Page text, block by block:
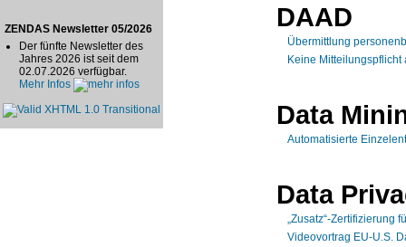
ZENDAS Newsletter 05/2026
Der fünfte Newsletter des
Jahres 2026 ist seit dem
02.07.2026 verfügbar.
Mehr Infos
DAAD
Übermittlung
Keine
Data
Automatisierte
Data
„Zusatz“-Zertifizierung
Videovortrag EU-U.S.